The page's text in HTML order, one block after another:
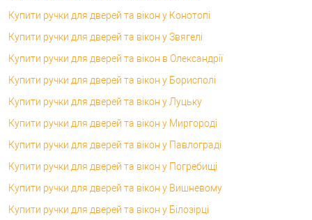
Купити ручки для дверей та вікон у Конотопі
Купити ручки для дверей та вікон у Звягелі
Купити ручки для дверей та вікон в Олександрії
Купити ручки для дверей та вікон у Борисполі
Купити ручки для дверей та вікон у Луцьку
Купити ручки для дверей та вікон у Миргороді
Купити ручки для дверей та вікон у Павлограді
Купити ручки для дверей та вікон у Погребищі
Купити ручки для дверей та вікон у Вишневому
Купити ручки для дверей та вікон у Білозірці